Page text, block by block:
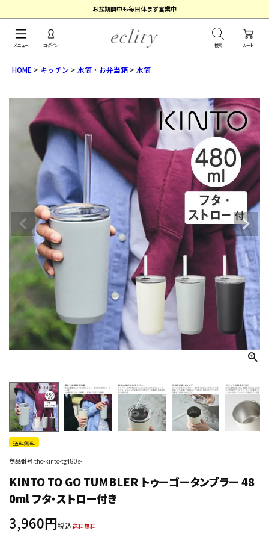
お盆期間中も毎日休まず営業中
カート
メニュー ログイン 検索
HOME キッチン 水筒・お弁当箱 水筒
送料無料
商品番号 thc-kinto-tg480s-
KINTO TO GO TUMBLER トゥーゴータンブラー 48
0ml フタ・ストロー付き
3,960 税込送料無料